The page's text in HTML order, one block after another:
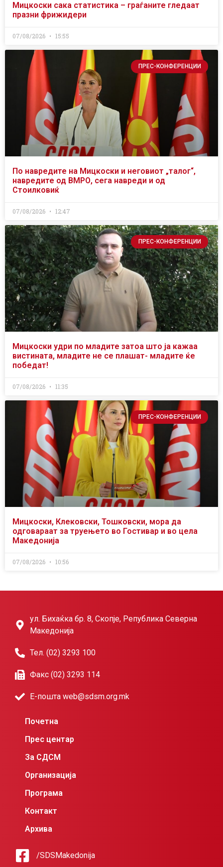
Мицкоски сака статистика – граѓаните гледаат
празни фрижидери
07/08/2026 15:55
ПРЕС-КОНФЕРЕНЦИИ
По навредите на Мицкоски и неговиот „талог“,
навредите од ВМРО, сега навреди и од
Стоилковиќ
07/08/2026 12:47
ПРЕС-КОНФЕРЕНЦИИ
Мицкоски удри по младите затоа што ја кажаа
вистината, младите не се плашат- младите ќе
победат!
07/08/2026 11:35
ПРЕС-КОНФЕРЕНЦИИ
Мицкоски, Клековски, Тошковски, мора да
одговараат за труењето во Гостивар и во цела
Македонија
07/08/2026 10:56
ул. Бихаќка бр. 8, Скопје, Република Северна
Македонија
Тел. (02) 3293 100
Факс (02) 3293 114
Е-пошта web@sdsm.org.mk
Почетна
Прес центар
За СДСМ
Организација
Програма
Контакт
Архива
/SDSMakedonija